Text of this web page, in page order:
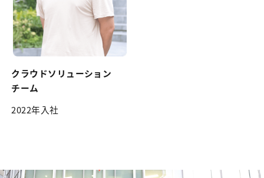
クラウドソリューション
チーム
2022年入社